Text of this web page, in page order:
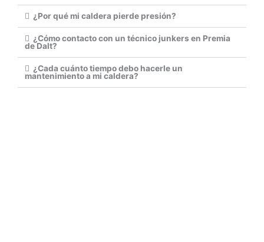
¿Por qué mi caldera pierde presión?
¿Cómo contacto con un técnico junkers en Premia
de Dalt?
¿Cada cuánto tiempo debo hacerle un
mantenimiento a mi caldera?